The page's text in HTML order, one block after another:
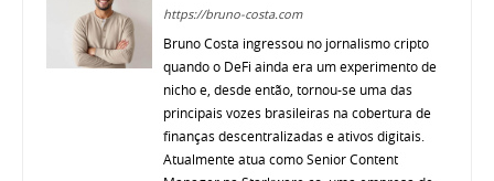
https://bruno-costa.com
Bruno Costa ingressou no jornalismo cripto
quando o DeFi ainda era um experimento de
nicho e, desde então, tornou-se uma das
principais vozes brasileiras na cobertura de
finanças descentralizadas e ativos digitais.
Atualmente atua como Senior Content